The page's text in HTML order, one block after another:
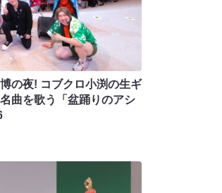
の夜! コブクロ小渕の生ギ
曲を歌う「盆踊りのアシ